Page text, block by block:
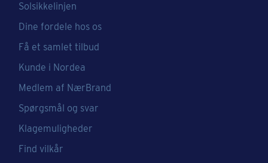
Solsikkelinjen
Dine fordele hos os
Få et samlet tilbud
Kunde i Nordea
Medlem af NærBrand
Spørgsmål og svar
Klagemuligheder
Find vilkår